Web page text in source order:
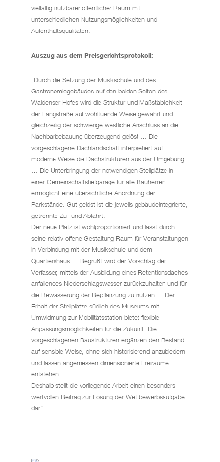
vielfältig nutzbarer öffentlicher Raum mit
unterschiedlichen Nutzungsmöglichkeiten und
Aufenthaltsqualitäten.
Auszug aus dem Preisgerichtsprotokoll:
„Durch die Setzung der Musikschule und des
Gastronomiegebäudes auf den beiden Seiten des
Waldenser Hofes wird die Struktur und Maßstäblichkeit
der Langstraße auf wohltuende Weise gewahrt und
gleichzeitig der schwierige westliche Anschluss an die
Nachbarbebauung überzeugend gelöst … Die
vorgeschlagene Dachlandschaft interpretiert auf
moderne Weise die Dachstrukturen aus der Umgebung
… Die Unterbringung der notwendigen Stellplätze in
einer Gemeinschaftstiefgarage für alle Bauherren
ermöglicht eine übersichtliche Anordnung der
Parkstände. Gut gelöst ist die jeweils gebäudeintegrierte,
getrennte Zu- und Abfahrt.
Der neue Platz ist wohlproportioniert und lässt durch
seine relativ offene Gestaltung Raum für Veranstaltungen
in Verbindung mit der Musikschule und dem
Quartiershaus … Begrüßt wird der Vorschlag der
Verfasser, mittels der Ausbildung eines Retentionsdaches
anfallendes Niederschlagswasser zurückzuhalten und für
die Bewässerung der Bepflanzung zu nutzen … Der
Erhalt der Stellplätze südlich des Museums mit
Umwidmung zur Mobilitätsstation bietet flexible
Anpassungsmöglichkeiten für die Zukunft. Die
vorgeschlagenen Baustrukturen ergänzen den Bestand
auf sensible Weise, ohne sich historisierend anzubiedern
und lassen angemessen dimensionierte Freiräume
entstehen.
Deshalb stellt die vorliegende Arbeit einen besonders
wertvollen Beitrag zur Lösung der Wettbewerbsaufgabe
dar.“